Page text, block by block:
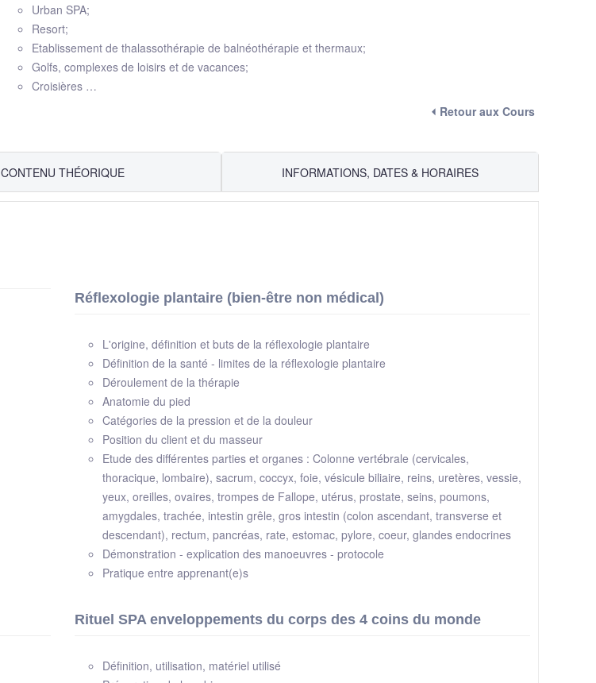
Urban SPA;
Resort;
Etablissement de thalassothérapie de balnéothérapie et thermaux;
Golfs, complexes de loisirs et de vacances;
Croisières …
⏴ Retour aux Cours
CONTENU THÉORIQUE INFORMATIONS, DATES & HORAIRES
Réflexologie plantaire (bien-être non médical)
L'origine, définition et buts de la réflexologie plantaire
Définition de la santé - limites de la réflexologie plantaire
Déroulement de la thérapie
Anatomie du pied
Catégories de la pression et de la douleur
Position du client et du masseur
Etude des différentes parties et organes : Colonne vertébrale (cervicales,
thoracique, lombaire), sacrum, coccyx, foie, vésicule biliaire, reins, uretères, vessie,
yeux, oreilles, ovaires, trompes de Fallope, utérus, prostate, seins, poumons,
amygdales, trachée, intestin grêle, gros intestin (colon ascendant, transverse et
descendant), rectum, pancréas, rate, estomac, pylore, coeur, glandes endocrines
Démonstration - explication des manoeuvres - protocole
Pratique entre apprenant(e)s
Rituel SPA enveloppements du corps des 4 coins du monde
Définition, utilisation, matériel utilisé